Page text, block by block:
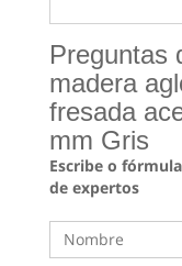
Preguntas
madera
fresada
mm Gris
Escribe o
de expertos